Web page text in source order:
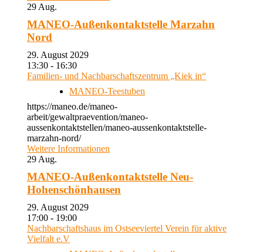
29 Aug.
MANEO-Außenkontaktstelle Marzahn
Nord
29. August 2029
13:30 - 16:30
Familien- und Nachbarschaftszentrum „Kiek in“
MANEO-Teestuben
https://maneo.de/maneo-
arbeit/gewaltpraevention/maneo-
aussenkontaktstellen/maneo-aussenkontaktstelle-
marzahn-nord/
Weitere Informationen
29 Aug.
MANEO-Außenkontaktstelle Neu-
Hohenschönhausen
29. August 2029
17:00 - 19:00
Nachbarschaftshaus im Ostseeviertel Verein für aktive
Vielfalt e.V